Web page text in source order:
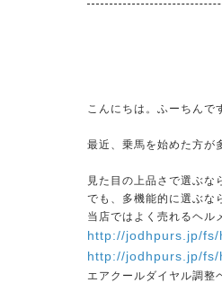
こんにちは。ふーちんで
最近、乗馬を始めた方が
見た目の上品さで選ぶな
でも、多機能的に選ぶな
当店ではよく売れるヘル
http://jodhpurs.jp/
http://jodhpurs.jp/
エアクールダイヤル調整